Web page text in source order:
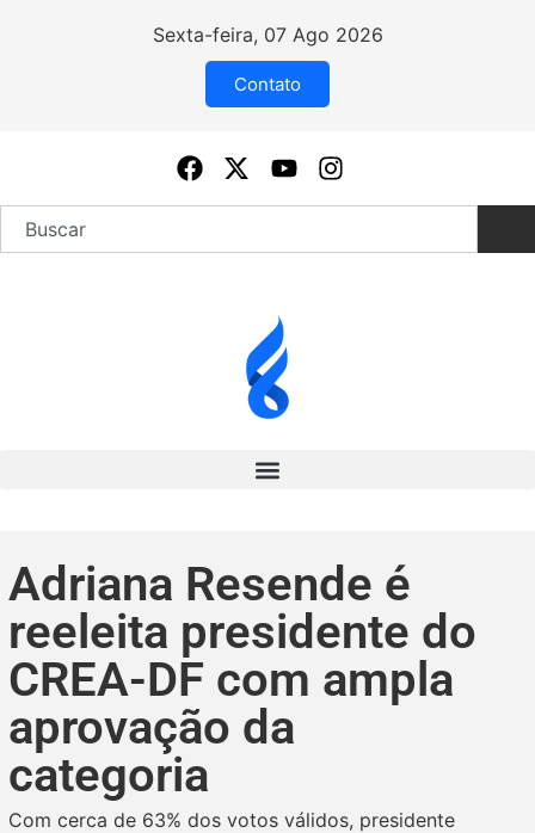
Sexta-feira, 07 Ago 2026
Contato
Adriana Resende é
reeleita presidente do
CREA-DF com ampla
aprovação da
categoria
Com cerca de 63% dos votos válidos, presidente